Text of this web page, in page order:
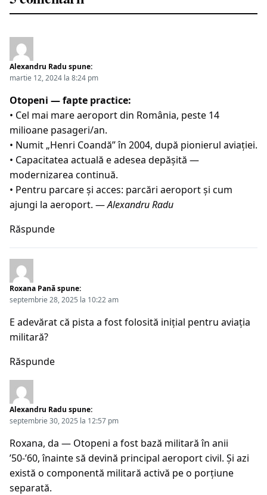
Alexandru Radu spune:
martie 12, 2024 la 8:24 pm
Otopeni — fapte practice:
• Cel mai mare aeroport din România, peste 14
milioane pasageri/an.
• Numit „Henri Coandă” în 2004, după pionierul aviației.
• Capacitatea actuală e adesea depășită —
modernizarea continuă.
• Pentru parcare și acces: parcări aeroportși cum
ajungi la aeroport. —Alexandru Radu
Răspunde
Roxana Panăspune:
septembrie 28, 2025 la 10:22 am
E adevărat că pista a fost folosită inițial pentru aviația
militară?
Răspunde
Alexandru Radu spune:
septembrie 30, 2025 la 12:57 pm
Roxana, da — Otopeni a fost bază militară în anii
’50-’60, înainte să devină principal aeroport civil. Și azi
există o componentă militară activă pe o porțiune
separată.